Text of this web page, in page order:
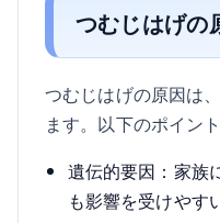
つむじはげの
つむじはげの原因は
ます。以下のポイン
遺伝的要因：家族
も影響を受けやす